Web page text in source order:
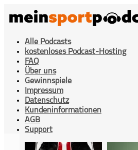
Alle Podcasts
kostenloses Podcast-Hosting
FAQ
Über uns
Gewinnspiele
Impressum
Datenschutz
Kundeninformationen
AGB
Support
Home >Fußball>1. Bundesliga